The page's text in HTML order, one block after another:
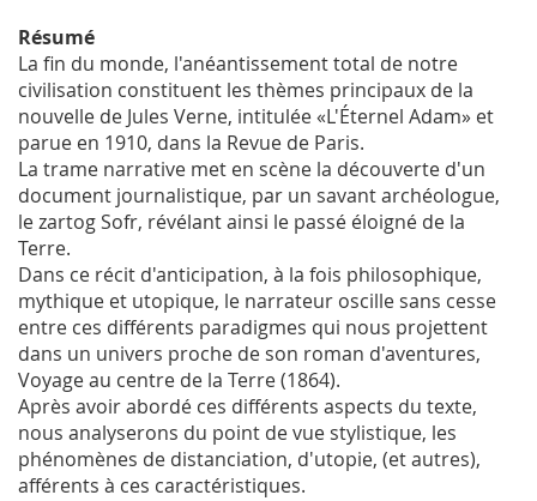
Résumé
La fin du monde, l'anéantissement total de notre
civilisation constituent les thèmes principaux de la
nouvelle de Jules Verne, intitulée «L'Éternel Adam» et
parue en 1910, dans la Revue de Paris.
La trame narrative met en scène la découverte d'un
document journalistique, par un savant archéologue,
le zartog Sofr, révélant ainsi le passé éloigné de la
Terre.
Dans ce récit d'anticipation, à la fois philosophique,
mythique et utopique, le narrateur oscille sans cesse
entre ces différents paradigmes qui nous projettent
dans un univers proche de son roman d'aventures,
Voyage au centre de la Terre (1864).
Après avoir abordé ces différents aspects du texte,
nous analyserons du point de vue stylistique, les
phénomènes de distanciation, d'utopie, (et autres),
afférents à ces caractéristiques.